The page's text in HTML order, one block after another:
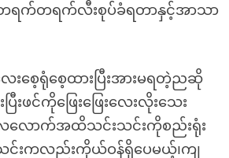
က်တရက်လီးစုပ်ခံရတာနှင့်အာသာ
စေ့ရုံစေ့ထားပြီးအားမရတဲ့ညဆို
ြီးဖင်ကိုဖြေးဖြေးလေးလိုးသေး
လောက်အထိသင်းသင်းကိုစည်းရုံး
သင်းကလည်းကိုယ်ဝန်ရှိပေမယ့်၊ကျ